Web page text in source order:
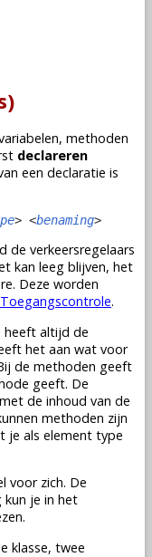
, methoden
declareren
een declaratie is
> <benaming>
de verkeersregelaars
kan leeg blijven, het
Deze worden
Toegangscontrole.
heeft altijd de
het aan wat voor
de methoden geeft
geeft. De
de inhoud van de
methoden zijn
je als element type
voor zich. De
kun je in het
klasse, twee